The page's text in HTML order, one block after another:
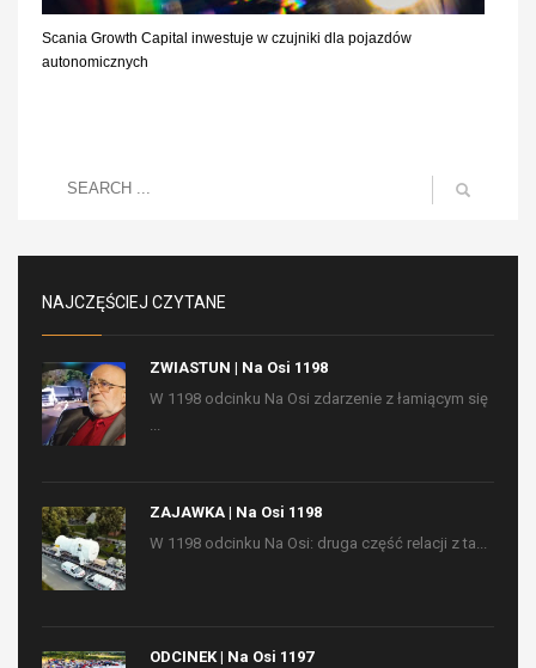
Scania Growth Capital inwestuje w czujniki dla pojazdów
autonomicznych
NAJCZĘŚCIEJ CZYTANE
ZWIASTUN | Na Osi 1198
W 1198 odcinku Na Osi zdarzenie z łamiącym się
ZAJAWKA | Na Osi 1198
W 1198 odcinku Na Osi: druga część relacji z ta...
ODCINEK | Na Osi 1197